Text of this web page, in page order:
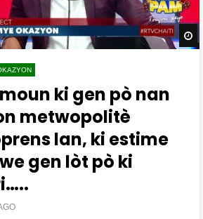
ki gen pò nan
metwopolitè
lan, ki estime
gen lòt pò ki